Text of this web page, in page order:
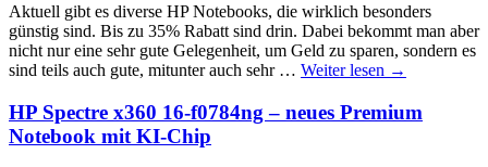
Aktuell gibt es diverse HP Notebooks, die wirklich besonders
günstig sind. Bis zu 35% Rabatt sind drin. Dabei bekommt man aber
nicht nur eine sehr gute Gelegenheit, um Geld zu sparen, sondern es
sind teils auch gute, mitunter auch sehr … Weiter lesen →
HP Spectre x360 16-f0784ng – neues Premium
Notebook mit KI-Chip